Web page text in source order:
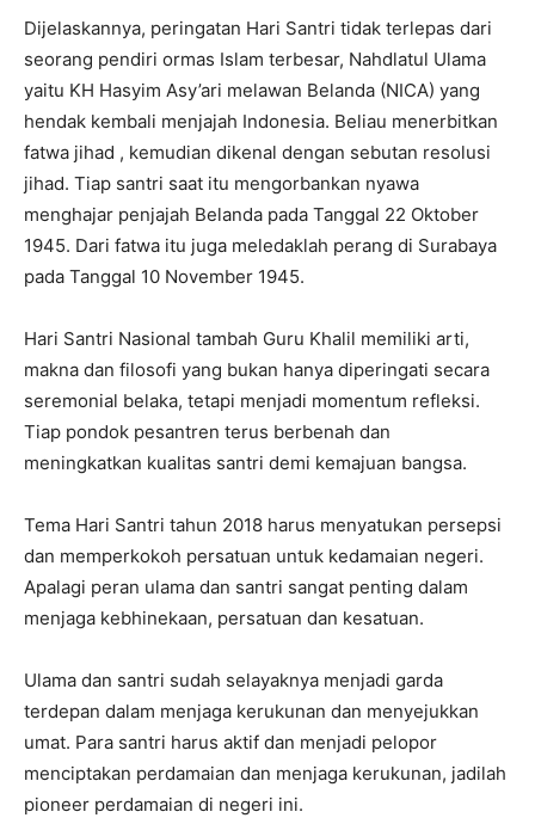
Dijelaskannya, peringatan Hari Santri tidak terlepas dari
seorang pendiri ormas Islam terbesar, Nahdlatul Ulama
yaitu KH Hasyim Asy’ari melawan Belanda (NICA) yang
hendak kembali menjajah Indonesia. Beliau menerbitkan
fatwa jihad , kemudian dikenal dengan sebutan resolusi
jihad. Tiap santri saat itu mengorbankan nyawa
menghajar penjajah Belanda pada Tanggal 22 Oktober
1945. Dari fatwa itu juga meledaklah perang di Surabaya
pada Tanggal 10 November 1945.
Hari Santri Nasional tambah Guru Khalil memiliki arti,
makna dan filosofi yang bukan hanya diperingati secara
seremonial belaka, tetapi menjadi momentum refleksi.
Tiap pondok pesantren terus berbenah dan
meningkatkan kualitas santri demi kemajuan bangsa.
Tema Hari Santri tahun 2018 harus menyatukan persepsi
dan memperkokoh persatuan untuk kedamaian negeri.
Apalagi peran ulama dan santri sangat penting dalam
menjaga kebhinekaan, persatuan dan kesatuan.
Ulama dan santri sudah selayaknya menjadi garda
terdepan dalam menjaga kerukunan dan menyejukkan
umat. Para santri harus aktif dan menjadi pelopor
menciptakan perdamaian dan menjaga kerukunan, jadilah
pioneer perdamaian di negeri ini.